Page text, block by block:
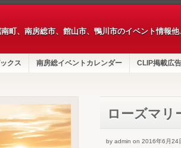
町、南房総市、館山市、鴨川市のイベント情報
クス 南房総イベントカレンダー CLIP掲載広告
ローズマリ
by admin on 2016年6月24